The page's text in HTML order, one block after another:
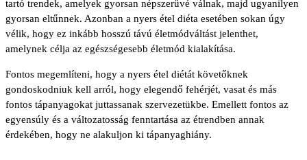
tartó trendek, amelyek gyorsan népszerűvé válnak, majd ugyanilyen
gyorsan eltűnnek. Azonban a nyers étel diéta esetében sokan úgy
vélik, hogy ez inkább hosszú távú életmódváltást jelenthet,
amelynek célja az egészségesebb életmód kialakítása.
Fontos megemlíteni, hogy a nyers étel diétát követőknek
gondoskodniuk kell arról, hogy elegendő fehérjét, vasat és más
fontos tápanyagokat juttassanak szervezetükbe. Emellett fontos az
egyensúly és a változatosság fenntartása az étrendben annak
érdekében, hogy ne alakuljon ki tápanyaghiány.